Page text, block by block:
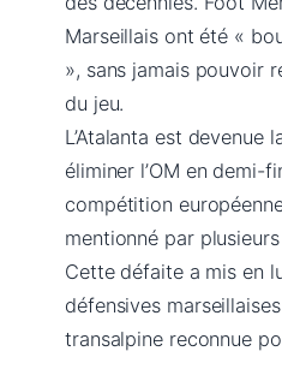
Marseillais ont été «
», sans jamais pouvoir
du jeu.
L’Atalanta est devenue
éliminer l’OM en demi-
compétition
mentionné par
Cette défaite a mis en
défensives
transalpine reconnue